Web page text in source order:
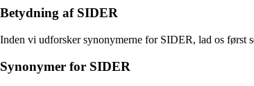
Betydning af SIDER
Inden vi udforsker synonymerne for SIDER, lad os først
Synonymer for SIDER